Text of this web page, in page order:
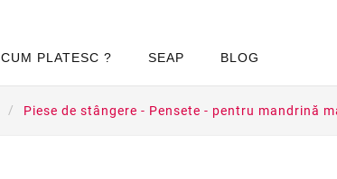
CUM PLATESC ? SEAP BLOG
Piese de stângere - Pensete - pentru mandrină